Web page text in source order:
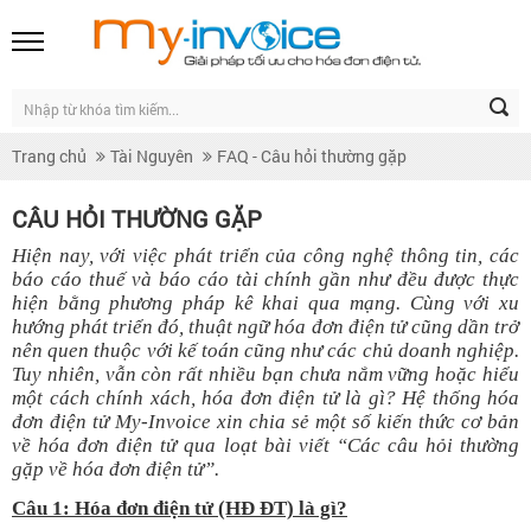
Trang chủ Tài Nguyên FAQ - Câu hỏi thường gặp
CÂU HỎI THƯỜNG GẶP
Hiện nay, với việc phát triển của công nghệ thông tin, các
báo cáo thuế và báo cáo tài chính gần như đều được thực
hiện bằng phương pháp kê khai qua mạng. Cùng với xu
hướng phát triển đó, thuật ngữ hóa đơn điện tử cũng dần trở
nên quen thuộc với kế toán cũng như các chủ doanh nghiệp.
Tuy nhiên, vẫn còn rất nhiều bạn chưa nắm vững hoặc hiểu
một cách chính xách, hóa đơn điện tử là gì? Hệ thống hóa
đơn điện tử My-Invoice xin chia sẻ một số kiến thức cơ bản
về hóa đơn điện tử qua loạt bài viết “Các câu hỏi thường
gặp về hóa đơn điện tử”.
Câu 1: Hóa đơn điện tử (HĐ ĐT) là gì?